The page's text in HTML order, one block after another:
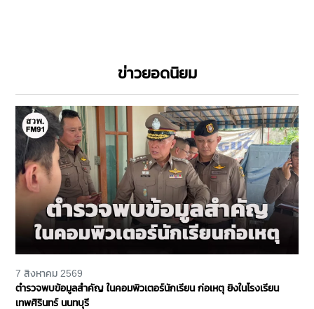
ข่าวยอดนิยม
7 สิงหาคม 2569
ตำรวจพบข้อมูลสำคัญ ในคอมพิวเตอร์นักเรียน ก่อเหตุ ยิงในโรงเรียน
เทพศิรินทร์ นนทบุรี